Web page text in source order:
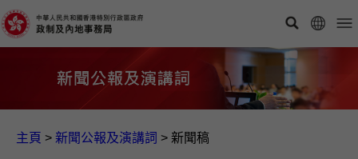
主頁 > 新聞公報及演講詞 > 新聞稿